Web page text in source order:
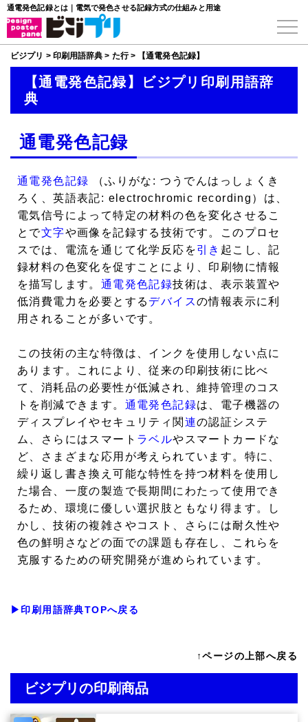
通電発色記録とは｜電気で発色させる記録方式の仕組みと用途
ビジプリ > 印刷用語辞典 > た行> 【通電発色記録】
【通電発色記録】ビジプリ印刷用語辞
典
通電発色記録
通電発色記録 （ふりがな: つうでんはっしょくき
ろく、英語表記: electrochromic recording）は、
電気信号によって特定の材料の色を変化させるこ
とで文字や画像を記録する技術です。このプロセ
スでは、電流を通じて化学反応を引き 起こし、記
録材料の色変化を促すことにより、印刷物に情報
を描写します。 通電発色記録技術は、表示装置や
低消費電力を必要とする デバイスの情報表示に利
用されることが多いです。
この技術の主な特徴は、インクを使用しない点に
あります。これにより、従来の印刷技術に比べ
て、消耗品の必要性が低減され、維持管理のコス
トを削減できます。 通電発色記録は、電子機器の
ディスプレイやセキュリティ関 連の認証システ
ム、さらにはスマート ラベルやスマートカードな
ど、さまざまな応用が考えられています。特に、
繰り返し書き換え可能な特性を持つ材料を使用し
た場合、一度の製造で長期間にわたって使用でき
るため、環境に優しい選択肢ともなり得ます。し
かし、技術の複雑さやコスト、さらには耐久性や
色の鮮明さなどの面での課題も存在し、これらを
克服するための研究開発が進められています。
▶印刷用語辞典TOPへ戻る
↑ページの上部へ戻る
ビジプリの印刷商品